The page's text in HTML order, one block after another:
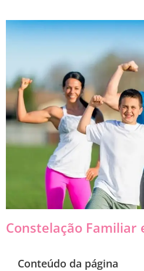
Constelação Familiar
Conteúdo da página